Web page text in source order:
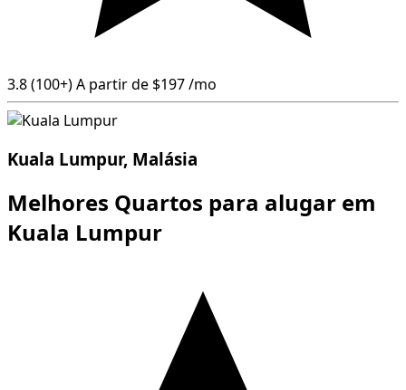
3.8(100+)A partir de $197/mo
Kuala Lumpur, Malásia
Melhores Quartos para alugar em
Kuala Lumpur